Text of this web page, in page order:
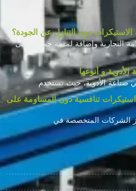
دون التنازل عن الجودة؟
التجارية وإضافة لمسة جمالية على
و أنوعها
صناعة الأدوية، حيث تستخدم
تنافسية دون المساومة على
الشركات المتخصصة في